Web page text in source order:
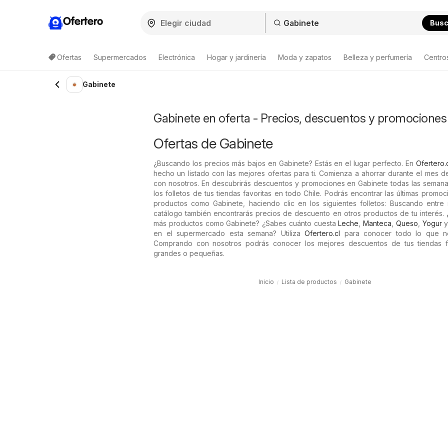
Ofertero
Ofertas Supermercados Electrónica Hogar y jardinería Moda y zapatos Belleza y perfumería
Lista de productos
Gabinete
Gabinete en oferta - Precios, descuentos y promociones
Ofertas de Gabinete
¿Buscando los precios más bajos en Gabinete? Estás en el lugar perfecto. En
hecho un listado con las mejores ofertas para ti. Comienza a ahorrar durante el mes
con nosotros. En descubrirás descuentos y promociones en Gabinete todas las
los folletos de tus tiendas favoritas en todo Chile. Podrás encontrar las últimas
productos como Gabinete, haciendo clic en los siguientes folletos: Buscando entre
catálogo también encontrarás precios de descuento en otros productos de tu interés.
más productos como Gabinete? ¿Sabes cuánto cuestaLeche Manteca Queso Yogury
en el supermercado esta semana? Utiliza Ofertero.cl para conocer todo lo que
Comprando con nosotros podrás conocer los mejores descuentos de tus tiendas
grandes o pequeñas.
Inicio Lista de productos Gabinete